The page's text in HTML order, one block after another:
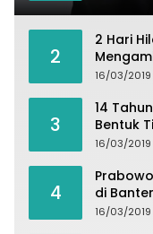
2
2 Hari
16/03/2019
3
14
Bentuk
16/03/2019
4
di
16/03/2019